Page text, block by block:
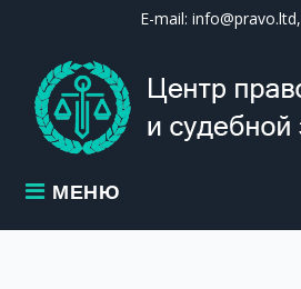
content
E-mail: info@pravo.ltd,
МЕНЮ